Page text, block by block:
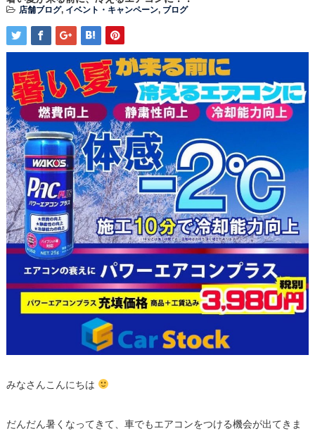
店舗ブログ, イベント・キャンペーン, ブログ
みなさんこんにちは
だんだん暑くなってきて、車でもエアコンをつける機会が出てきま